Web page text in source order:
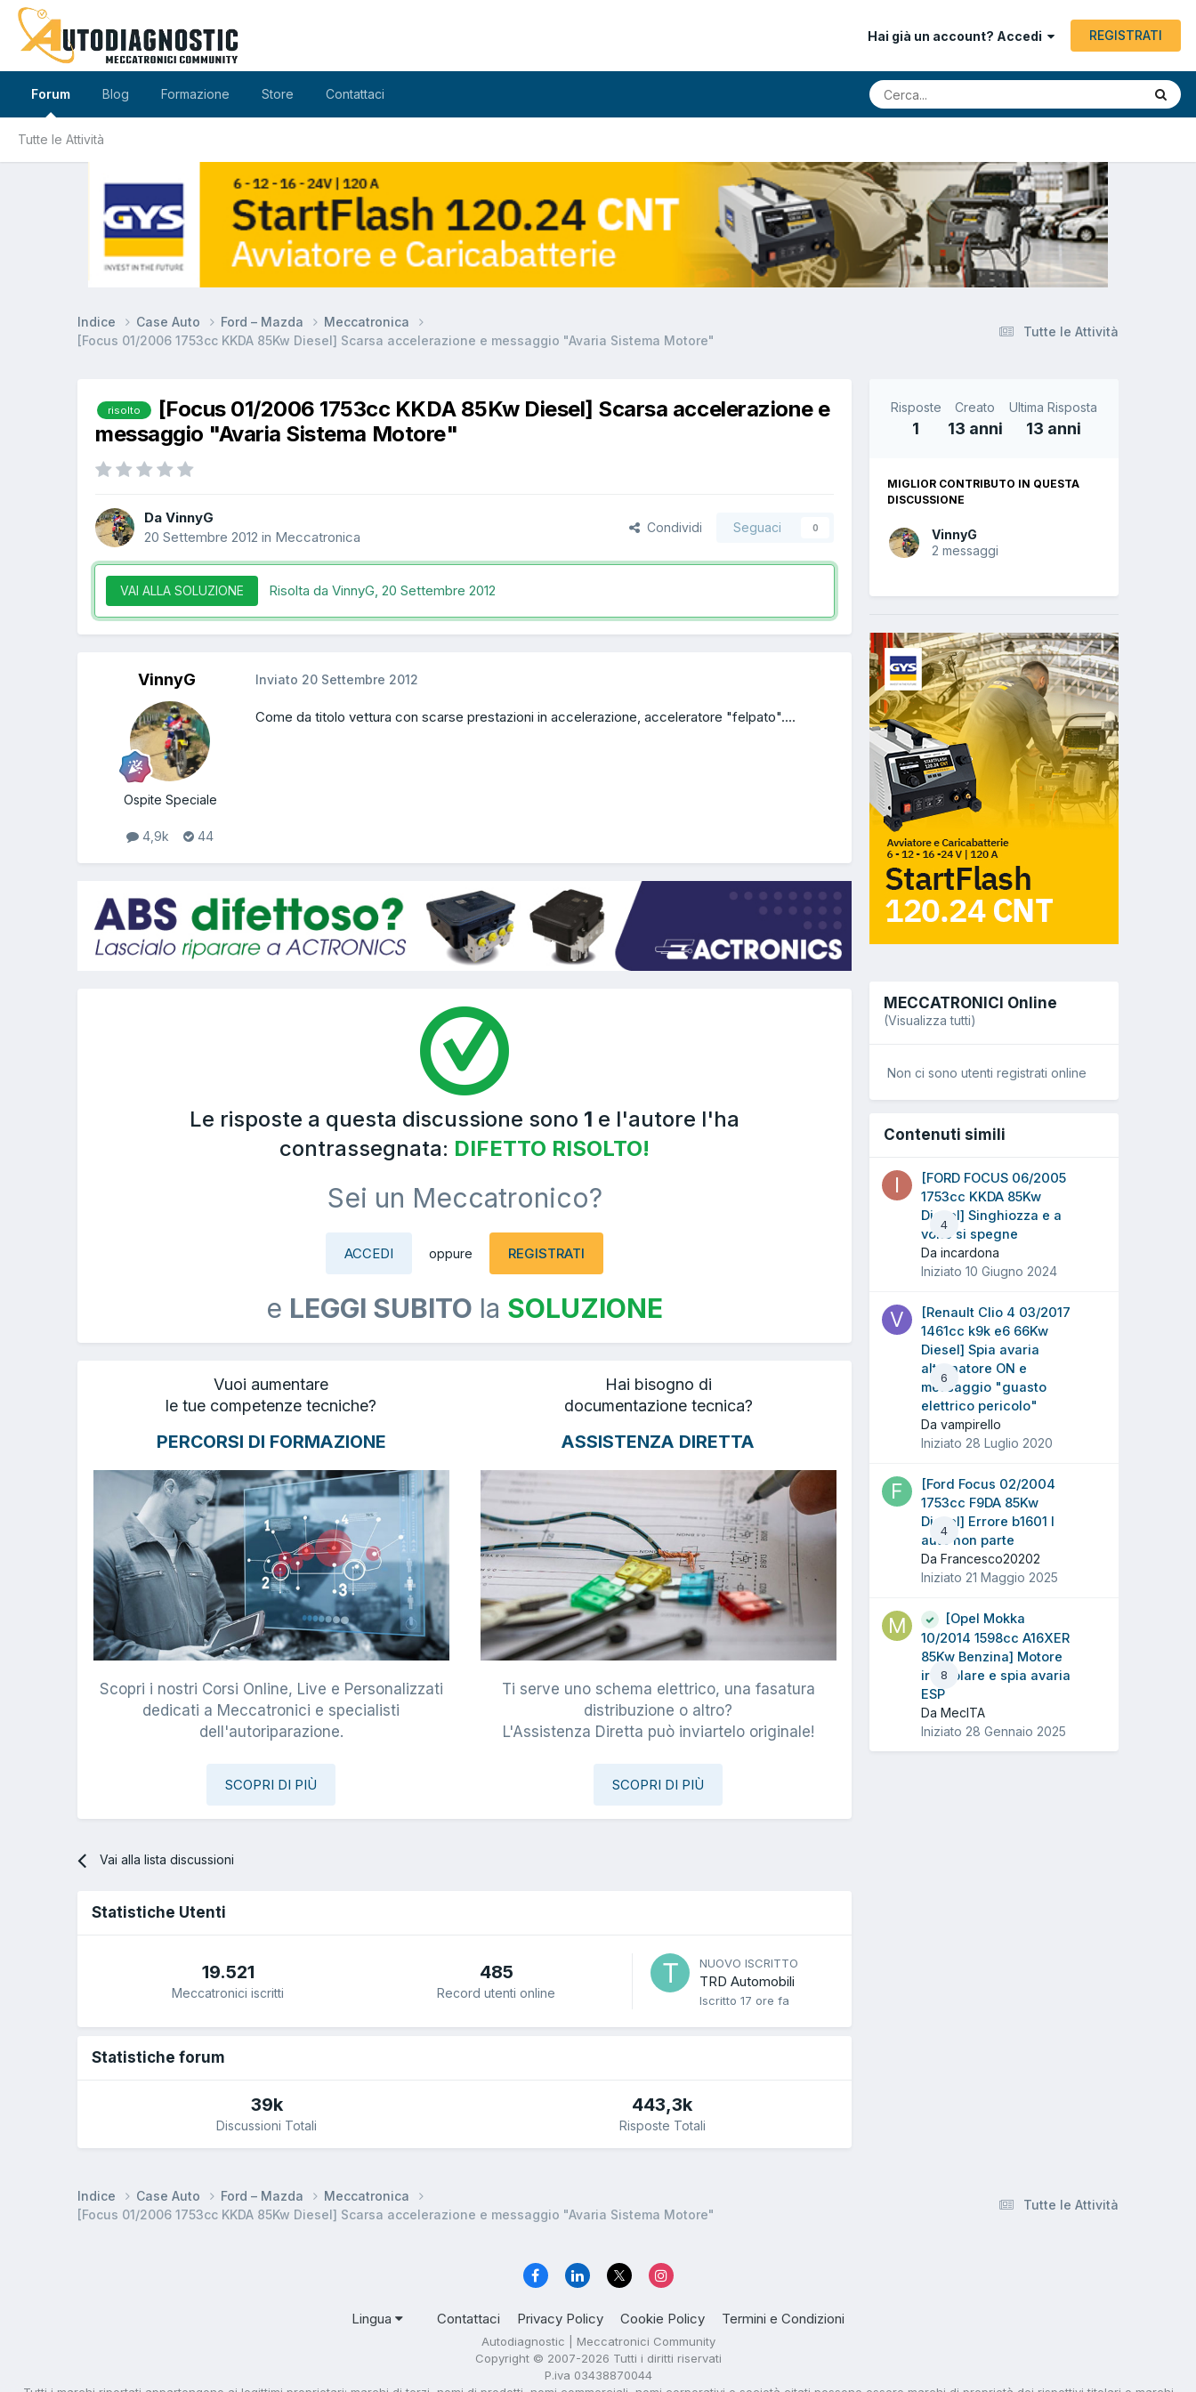
Hai già un account? Accedi REGISTRATI
Forum
Tutte le Attività
Blog Formazione Store Contattaci
Tutte le Attività
Indice Case Auto Ford – Mazda
Meccatronica
[Focus 01/2006 1753cc KKDA 85Kw Diesel] Scarsa accelerazione e messaggio "Avaria Sistema Motore"
risolto
[Focus 01/2006 1753cc KKDA 85Kw Diesel] Scarsa accelerazione e
messaggio "Avaria Sistema Motore"
Da VinnyG
20 Settembre 2012 in Meccatronica
Condividi Seguaci 0
VAI ALLA SOLUZIONE Risolta da VinnyG, 20 Settembre 2012
VinnyG
Ospite Speciale
4,9k 44
Inviato 20 Settembre 2012
Come da titolo vettura con scarse prestazioni in accelerazione, acceleratore "felpato"....
Le risposte a questa discussione sono 1 e l'autore l'ha
contrassegnata: DIFETTO RISOLTO!
Sei un Meccatronico?
ACCEDI oppure REGISTRATI
e LEGGI SUBITO la SOLUZIONE
Vuoi aumentare
le tue competenze tecniche?
PERCORSI DI FORMAZIONE
Scopri i nostri Corsi Online, Live e Personalizzati
dedicati a Meccatronici e specialisti
dell'autoriparazione.
SCOPRI DI PIÙ
Hai bisogno di
documentazione tecnica?
ASSISTENZA DIRETTA
Ti serve uno schema elettrico, una fasatura
distribuzione o altro?
L'Assistenza Diretta può inviartelo originale!
SCOPRI DI PIÙ
Vai alla lista discussioni
Statistiche Utenti
19.521
Meccatronici iscritti
485
Record utenti online
NUOVO ISCRITTO
TRD Automobili
Iscritto 17 ore fa
Statistiche forum
39k
Discussioni Totali
443,3k
Risposte Totali
Risposte
1
Creato
13 anni
Ultima Risposta
13 anni
MIGLIOR CONTRIBUTO IN QUESTA
DISCUSSIONE
VinnyG
2 messaggi
MECCATRONICI Online
(Visualizza tutti)
Non ci sono utenti registrati online
Contenuti simili
4
[FORD FOCUS 06/2005
1753cc KKDA 85Kw
Diesel] Singhiozza e a
volte si spegne
Da incardona
Iniziato 10 Giugno 2024
6
[Renault Clio 4 03/2017
1461cc k9k e6 66Kw
Diesel] Spia avaria
alternatore ON e
messaggio "guasto
elettrico pericolo"
Da vampirello
Iniziato 28 Luglio 2020
4
[Ford Focus 02/2004
1753cc F9DA 85Kw
Diesel] Errore b1601 l
auto non parte
Da Francesco20202
Iniziato 21 Maggio 2025
8
[Opel Mokka
10/2014 1598cc A16XER
85Kw Benzina] Motore
irregolare e spia avaria
ESP
Da MecITA
Iniziato 28 Gennaio 2025
Tutte le Attività
Indice Case Auto Ford – Mazda
Meccatronica
[Focus 01/2006 1753cc KKDA 85Kw Diesel] Scarsa accelerazione e messaggio "Avaria Sistema Motore"
Lingua Contattaci Privacy Policy Cookie Policy Termini e Condizioni
Autodiagnostic | Meccatronici Community
Copyright © 2007-2026 Tutti i diritti riservati
P.iva 03438870044